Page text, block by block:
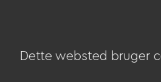
Dette websted bruger